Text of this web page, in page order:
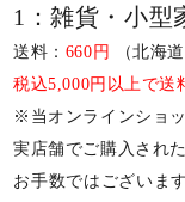
1：雑貨・小型
送料： 660円
（北海
税込5,000円以上で送
※当オンラインショ
実店舗でご購入され
お手数ではございま